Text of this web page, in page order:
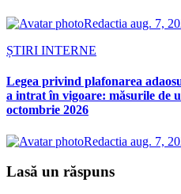
Redactia aug. 7,
ȘTIRI INTERNE
Legea privind plafonarea
a intrat în vigoare: măsurile de
octombrie 2026
Redactia aug. 7,
Lasă un răspuns